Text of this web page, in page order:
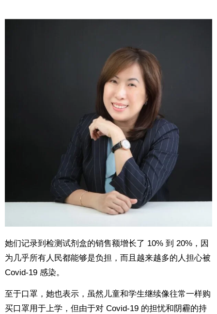
她们记录到检测试剂盒的销售额增长了 10% 到 20%，因
为几乎所有人民都能够是负担，而且越来越多的人担心被
Covid-19 感染。
至于口罩，她也表示，虽然儿童和学生继续像往常一样购
买口罩用于上学，但由于对 Covid-19 的担忧和阴霾的持